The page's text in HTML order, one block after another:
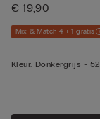
€ 19,90
Mix & Match 4 + 1 gratis
Kleur: Donkergrijs -